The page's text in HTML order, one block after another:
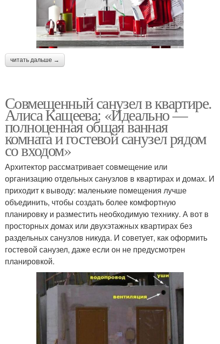
читать дальше →
Совмещенный санузел в квартире.
Алиса Кащеева: «Идеально —
полноценная общая ванная
комната и гостевой санузел рядом
со входом»
Архитектор рассматривает совмещение или
организацию отдельных санузлов в квартирах и домах. И
приходит к выводу: маленькие помещения лучше
объединить, чтобы создать более комфортную
планировку и разместить необходимую технику. А вот в
просторных домах или двухэтажных квартирах без
раздельных санузлов никуда. И советует, как оформить
гостевой санузел, даже если он не предусмотрен
планировкой.